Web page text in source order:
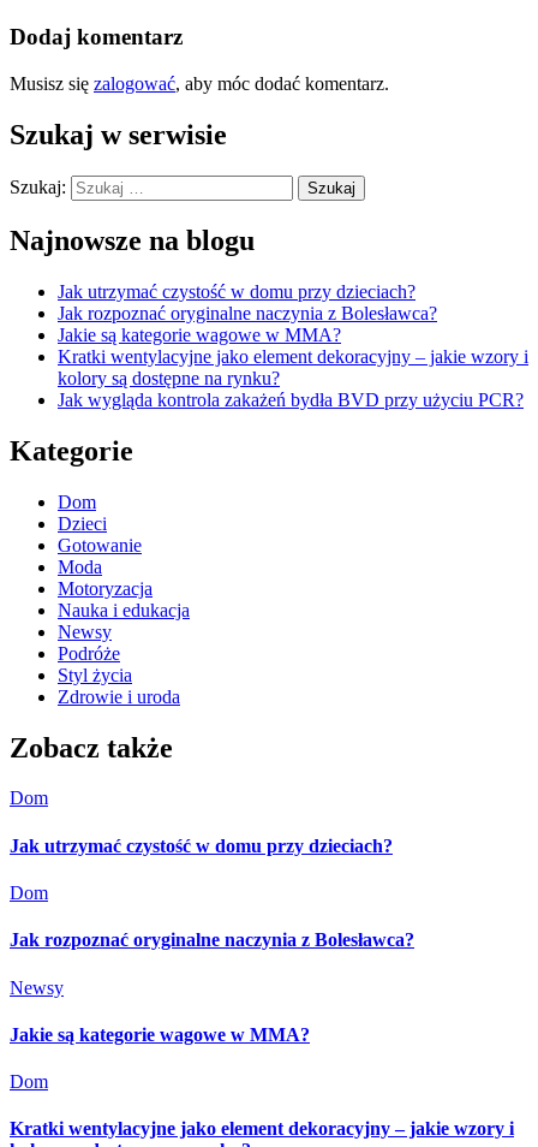
Dodaj komentarz
Musisz się zalogować, aby móc dodać komentarz.
Szukaj w serwisie
Szukaj:
Najnowsze na blogu
Jak utrzymać czystość w domu przy dzieciach?
Jak rozpoznać oryginalne naczynia z Bolesławca?
Jakie są kategorie wagowe w MMA?
Kratki wentylacyjne jako element dekoracyjny – jakie wzory i
kolory są dostępne na rynku?
Jak wygląda kontrola zakażeń bydła BVD przy użyciu PCR?
Kategorie
Dom
Dzieci
Gotowanie
Moda
Motoryzacja
Nauka i edukacja
Newsy
Podróże
Styl życia
Zdrowie i uroda
Zobacz także
Dom
Jak utrzymać czystość w domu przy dzieciach?
Dom
Jak rozpoznać oryginalne naczynia z Bolesławca?
Newsy
Jakie są kategorie wagowe w MMA?
Dom
Kratki wentylacyjne jako element dekoracyjny – jakie wzory i